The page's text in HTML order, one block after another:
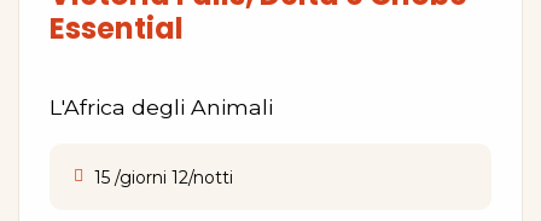
Essential
L'Africa degli Animali
15 /giorni 12/notti